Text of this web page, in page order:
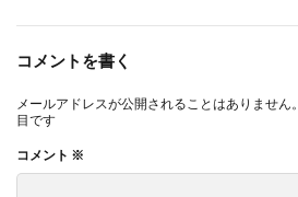
コメントを書く
メールアドレスが公開されることはありません。
目です
コメント ※